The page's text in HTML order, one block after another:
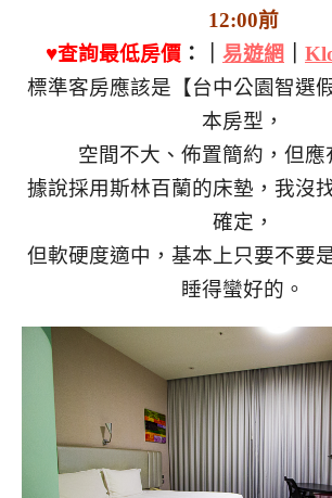
12:00前
♥查詢最低房價 ：｜ 易遊網
標準客房應該是【台中公園智選
本房型，
空間不大、佈置簡約，但應
據說採用斯林百蘭的床墊，我沒
確定，
但軟硬度適中，基本上只要不要
睡得蠻好的。